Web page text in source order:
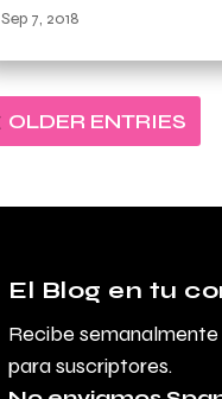
Sep 7, 2018
OLDER ENTRIES
El Blog en tu
Recibe
para suscriptores.